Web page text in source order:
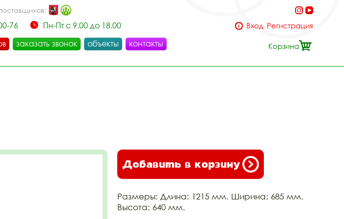
76
Пн-Пт с 9.00 до 18.00
заказать звонок объекты контакты
Вход Регистрация
Корзина
Добавить в корзину
Размеры: Длина: 1215 мм. Ширина: 685 мм.
Высота: 640 мм.